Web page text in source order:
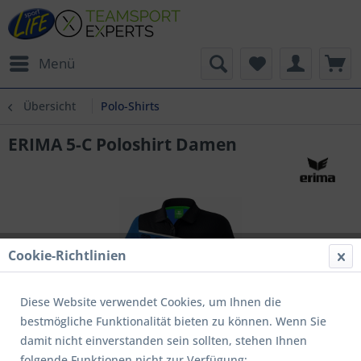
Menü
Übersicht Polo-Shirts
ERIMA 5-C Poloshirt Damen
Cookie-Richtlinien
Diese Website verwendet Cookies, um Ihnen die
bestmögliche Funktionalität bieten zu können. Wenn Sie
damit nicht einverstanden sein sollten, stehen Ihnen